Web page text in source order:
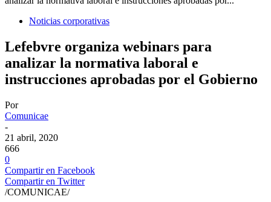
Noticias corporativas
Lefebvre organiza webinars para
analizar la normativa laboral e
instrucciones aprobadas por el Gobierno
Por
Comunicae
-
21 abril, 2020
666
0
Compartir en Facebook
Compartir en Twitter
/COMUNICAE/